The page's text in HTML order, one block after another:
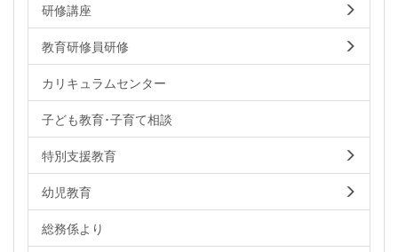
研修講座
教育研修員研修
カリキュラムセンター
子ども教育･子育て相談
特別支援教育
幼児教育
総務係より